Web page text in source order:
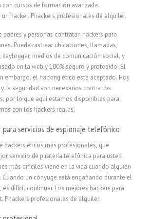
con cursos de formación avanzada.
hacker. Phackers profesionales de alquiler.
padres y personas contratan hackers para
Puede rastrear ubicaciones, llamadas,
keylogger, medios de comunicación social, y
en la web y 100% seguro y protegido. El
embargo, el hacking ético está aceptado. Hoy
la seguridad son necesarios contra los
por lo que aquí estamos disponibles para
con los hackers reales.
para servicios de espionaje telefónico
hackers éticos más profesionales, que
servicio de piratería telefónica para usted.
más difíciles viene en la vida cuando alguien
difícil continuar. Los mejores hackers para
Phackers profesionales de alquiler.